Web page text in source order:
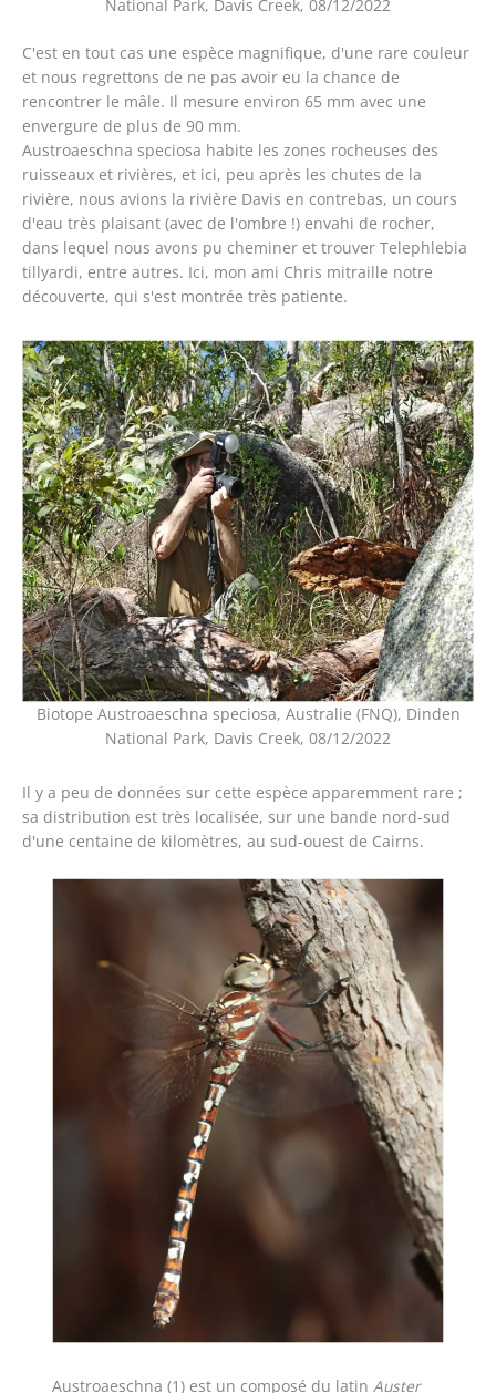
National Park, Davis Creek, 08/12/2022
C'est en tout cas une espèce magnifique, d'une rare couleur
et nous regrettons de ne pas avoir eu la chance de
rencontrer le mâle. Il mesure environ 65 mm avec une
envergure de plus de 90 mm.
Austroaeschna speciosa habite les zones rocheuses des
ruisseaux et rivières, et ici, peu après les chutes de la
rivière, nous avions la rivière Davis en contrebas, un cours
d'eau très plaisant (avec de l'ombre !) envahi de rocher,
dans lequel nous avons pu cheminer et trouver Telephlebia
tillyardi, entre autres. Ici, mon ami Chris mitraille notre
découverte, qui s'est montrée très patiente.
Biotope Austroaeschna speciosa, Australie (FNQ), Dinden
National Park, Davis Creek, 08/12/2022
Il y a peu de données sur cette espèce apparemment rare ;
sa distribution est très localisée, sur une bande nord-sud
d'une centaine de kilomètres, au sud-ouest de Cairns.
Austroaeschna (1) est un composé du latinAuster